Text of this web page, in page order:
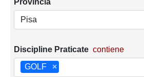
Provincia
Pisa
Discipline Praticate contiene
×
GOLF